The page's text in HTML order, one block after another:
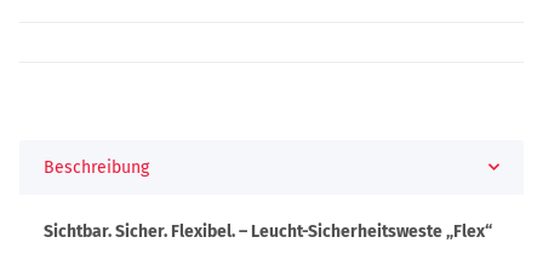
Beschreibung
Sichtbar. Sicher. Flexibel. – Leucht-Sicherheitsweste „Flex“